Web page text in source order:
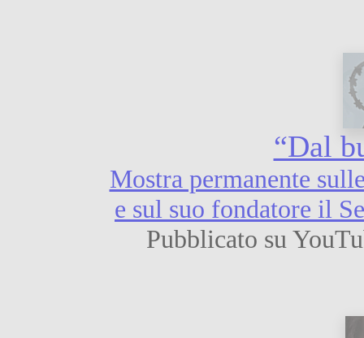
“Dal
Mostra permanente
e sul suo fondatore il
Pubblicato su